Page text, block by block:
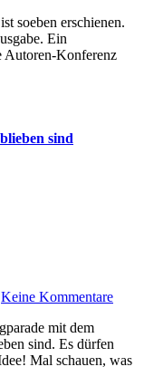
Ein
Konferenz
sind
Keine Kommentare
sind. Es dürfen
Mal schauen, was